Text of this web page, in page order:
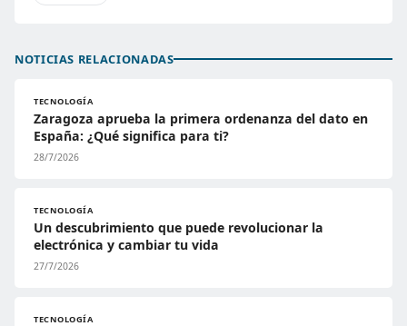
NOTICIAS RELACIONADAS
TECNOLOGÍA
Zaragoza aprueba la primera ordenanza del dato en
España: ¿Qué significa para ti?
28/7/2026
TECNOLOGÍA
Un descubrimiento que puede revolucionar la
electrónica y cambiar tu vida
27/7/2026
TECNOLOGÍA